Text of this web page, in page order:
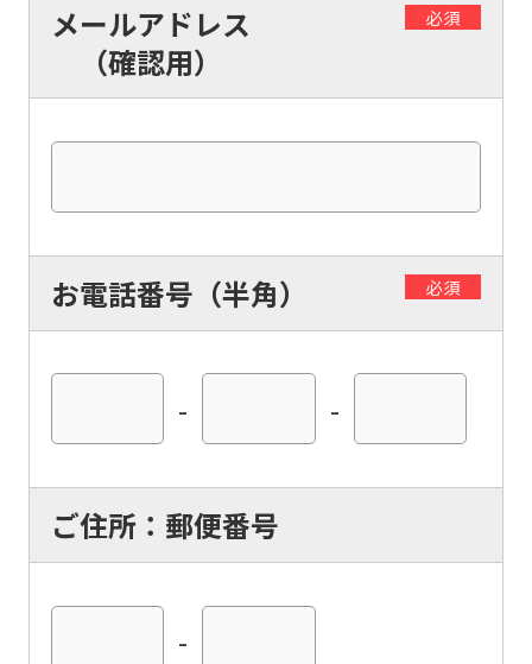
メールアドレス
（確認用）
必須
お電話番号（半角） 必須
- -
ご住所：郵便番号
-